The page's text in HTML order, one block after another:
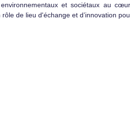
et sociétaux au
de lieu d'échange et d’innovation